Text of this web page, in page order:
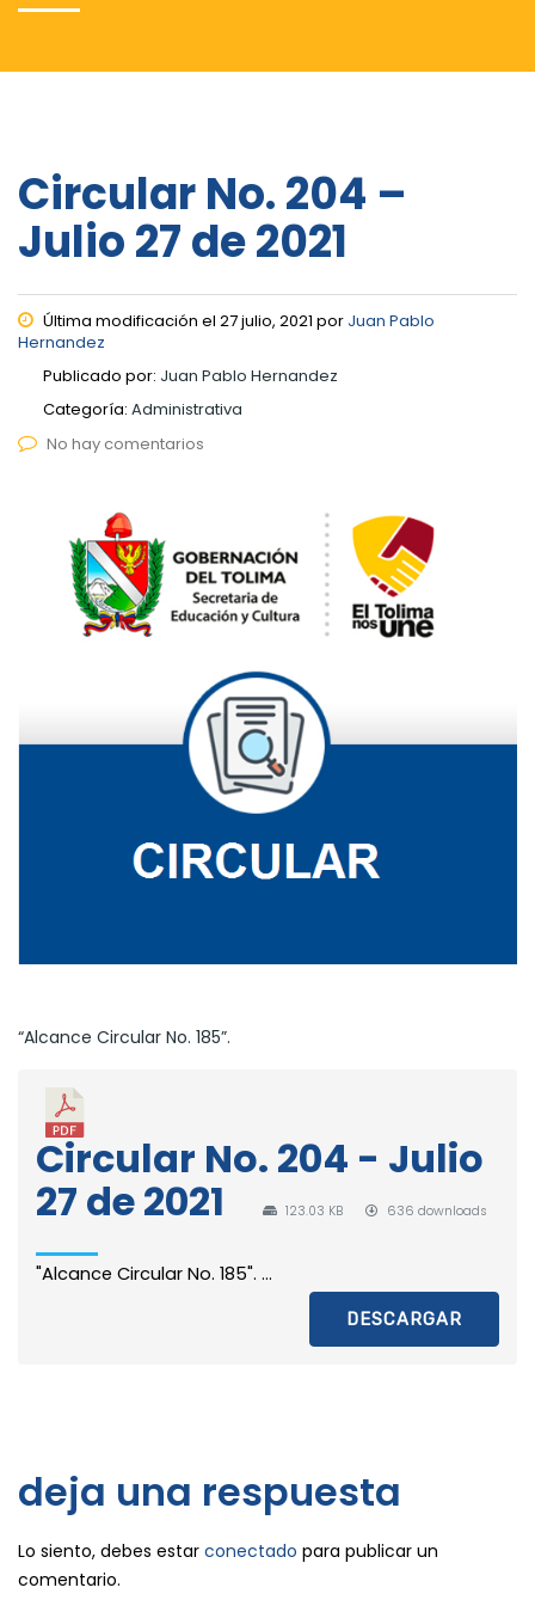
Circular No. 204 –
Julio 27 de 2021
Última modificación el 27 julio, 2021 por Juan Pablo
Hernandez
Publicado por: Juan Pablo Hernandez
Categoría: Administrativa
No hay comentarios
“Alcance Circular No. 185”.
Circular No. 204 - Julio
27 de 2021
123.03 KB 636 downloads
"Alcance Circular No. 185". ...
DESCARGAR
deja una respuesta
Lo siento, debes estar conectado para publicar un
comentario.